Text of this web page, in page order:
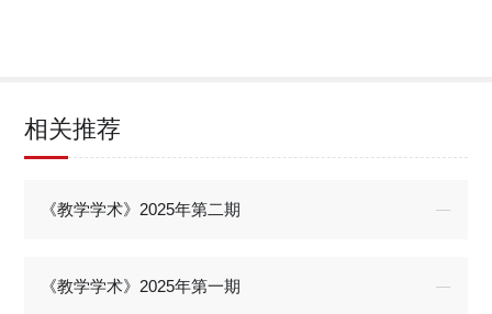
相关推荐
《教学学术》2025年第二期
《教学学术》2025年第一期